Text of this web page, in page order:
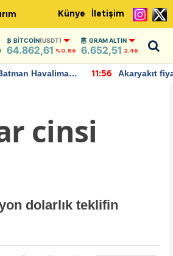
Künye İletişim
BITCOIN(USDT)
64.862,61 %0.56
GRAM ALTIN
6.652,51 2,46
Havalimanı
11:56
Akaryakıt
cinsi
dolarlık teklifin